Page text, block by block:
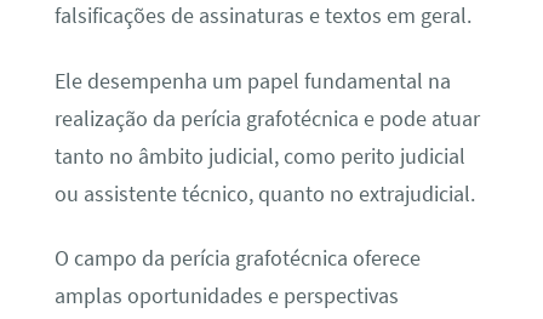
falsificações de assinaturas e textos em geral.
Ele desempenha um papel fundamental na
realização da perícia grafotécnica e pode atuar
tanto no âmbito judicial, como perito judicial
ou assistente técnico, quanto no extrajudicial.
O campo da perícia grafotécnica oferece
amplas oportunidades e perspectivas